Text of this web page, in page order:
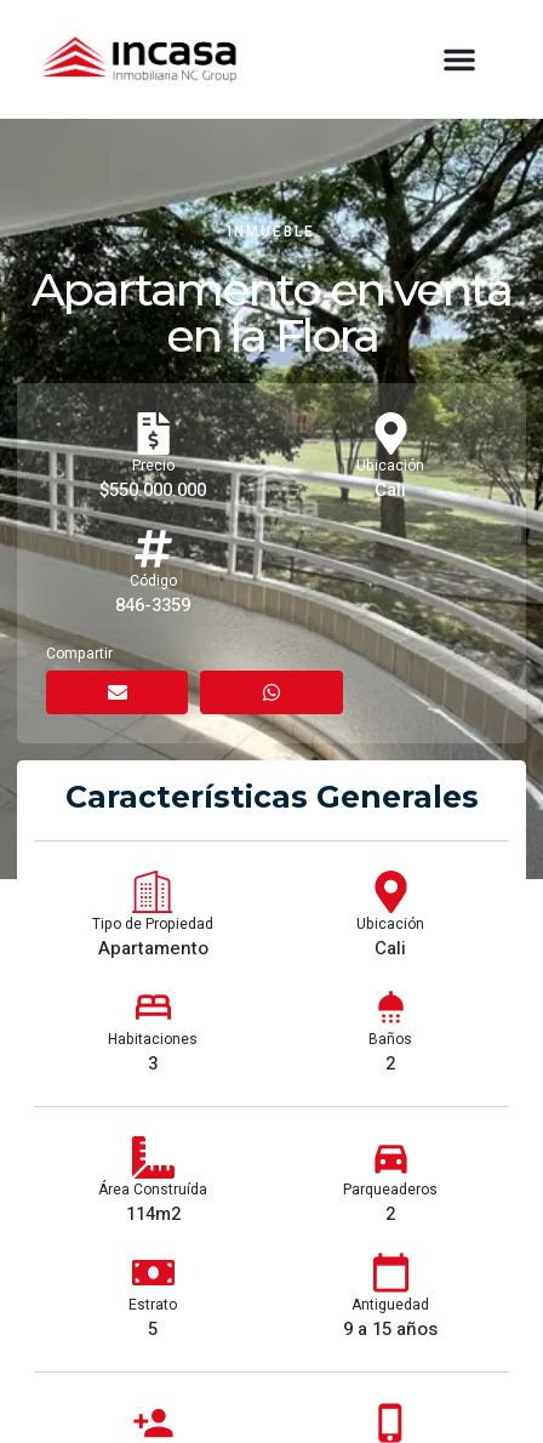
INMUEBLE
Apartamento en venta
en la Flora
Precio
$550.000.000
Ubicación
Cali
Código
846-3359
Compartir
Características Generales
Tipo de Propiedad
Apartamento
Ubicación
Cali
Habitaciones
3
Baños
2
Área Construída
114m2
Parqueaderos
2
Estrato
5
Antiguedad
9 a 15 años